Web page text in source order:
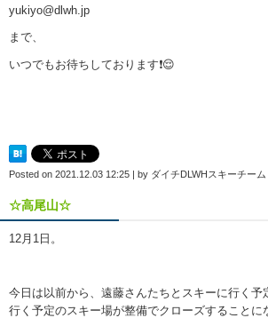
yukiyo@dlwh.jp
まで、
いつでもお待ちしております❗😌
Posted on 2021.12.03 12:25 | by ダイチDLWHスキーチーム
☆高尾山☆
12月1日。
今日は以前から、遠藤さんたちとスキーに行く予
行く予定のスキー場が整備でクローズすることに